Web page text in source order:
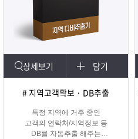
상세보기 담기
# 지역고객확보 · DB추출
특정 지역에 거주 중인
고객의 연락처/지역정보 등
DB를 자동추출 해주는